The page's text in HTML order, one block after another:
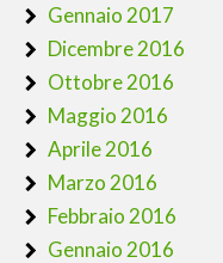
Gennaio 2017
Dicembre 2016
Ottobre 2016
Maggio 2016
Aprile 2016
Marzo 2016
Febbraio 2016
Gennaio 2016